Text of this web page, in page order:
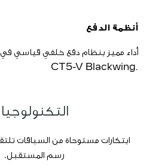
أنظمة الدفع
التكنولوجيا
​ابتكارات مستوحاة من السباقات
رسم المستقبل.